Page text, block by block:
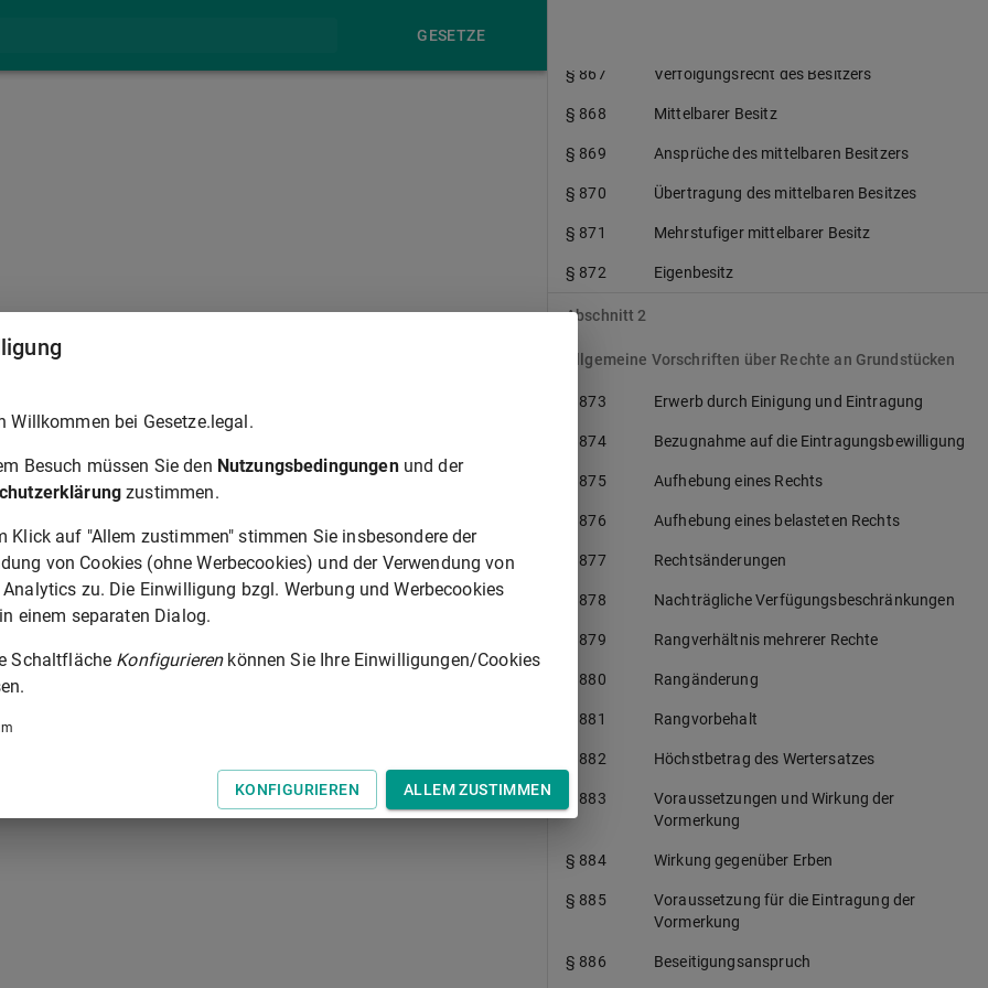
GESETZE
ihrem Verhältnis zueinander ein Besitzschutz insoweit nicht
Gebrauchs handelt.
Tastatur zur Navigation zwischen Normen.
§ 867 Verfolgungsrecht des Besitzers
§ 868 Mittelbarer Besitz
§ 869 Ansprüche des mittelbaren Besitzers
§ 870 Übertragung des mittelbaren Besitzes
§ 871 Mehrstufiger mittelbarer Besitz
§ 872 Eigenbesitz
Abschnitt 2
Allgemeine Vorschriften über Rechte an Grundstücken
§ 873 Erwerb durch Einigung und Eintragung
§ 874 Bezugnahme auf die Eintragungsbewilligung
§ 875 Aufhebung eines Rechts
§ 876 Aufhebung eines belasteten Rechts
§ 877 Rechtsänderungen
§ 878 Nachträgliche Verfügungsbeschränkungen
§ 879 Rangverhältnis mehrerer Rechte
§ 880 Rangänderung
§ 881 Rangvorbehalt
§ 882 Höchstbetrag des Wertersatzes
§ 883
Voraussetzungen und Wirkung der
Vormerkung
§ 884 Wirkung gegenüber Erben
§ 885
Voraussetzung für die Eintragung der
Vormerkung
§ 886 Beseitigungsanspruch
Willkommen bei Gesetze.legal.
Besuch müssen Sie den Nutzungsbedingungenund der
zustimmen.
Klick auf "Allem zustimmen" stimmen Sie insbesondere der
von Cookies (ohne Werbecookies) und der Verwendung von
Analytics zu. Die Einwilligung bzgl. Werbung und Werbecookies
einem separaten Dialog.
Schaltfläche Konfigurierenkönnen Sie Ihre Einwilligungen/Cookies
KONFIGURIEREN ALLEM ZUSTIMMEN